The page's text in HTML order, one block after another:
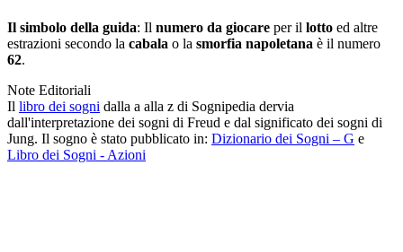
Il simbolo della guida: Il numero da giocare per il lotto ed altre
estrazioni secondo la cabala o la smorfia napoletana è il numero
62.
Note Editoriali
Il libro dei sogni dalla a alla z di Sognipedia dervia
dall'interpretazione dei sogni di Freud e dal significato dei sogni di
Jung. Il sogno è stato pubblicato in: Dizionario dei Sogni – G e
Libro dei Sogni - Azioni